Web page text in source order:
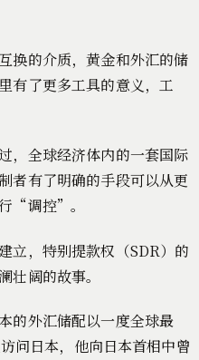
换的介质，黄金和外汇的储
有了更多工具的意义，工
，全球经济体内的一套国际
者有了明确的手段可以从更
“调控”。
立，特别提款权（SDR）的
壮阔的故事。
的外汇储配以一度全球最
问日本，他向日本首相中曾